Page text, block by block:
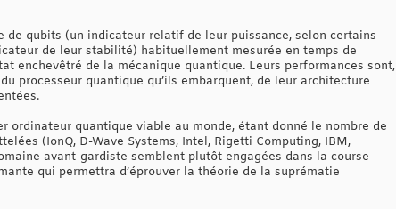
qubits (un indicateur relatif de leur puissance, selon certains
de leur stabilité) habituellement mesurée en temps de
enchevêtré de la mécanique quantique. Leurs performances sont,
processeur quantique qu’ils embarquent, de leur architecture
ordinateur quantique viable au monde, étant donné le nombre de
(IonQ, D-Wave Systems, Intel, Rigetti Computing, IBM,
avant-gardiste semblent plutôt engagées dans la course
qui permettra d’éprouver la théorie de la suprématie